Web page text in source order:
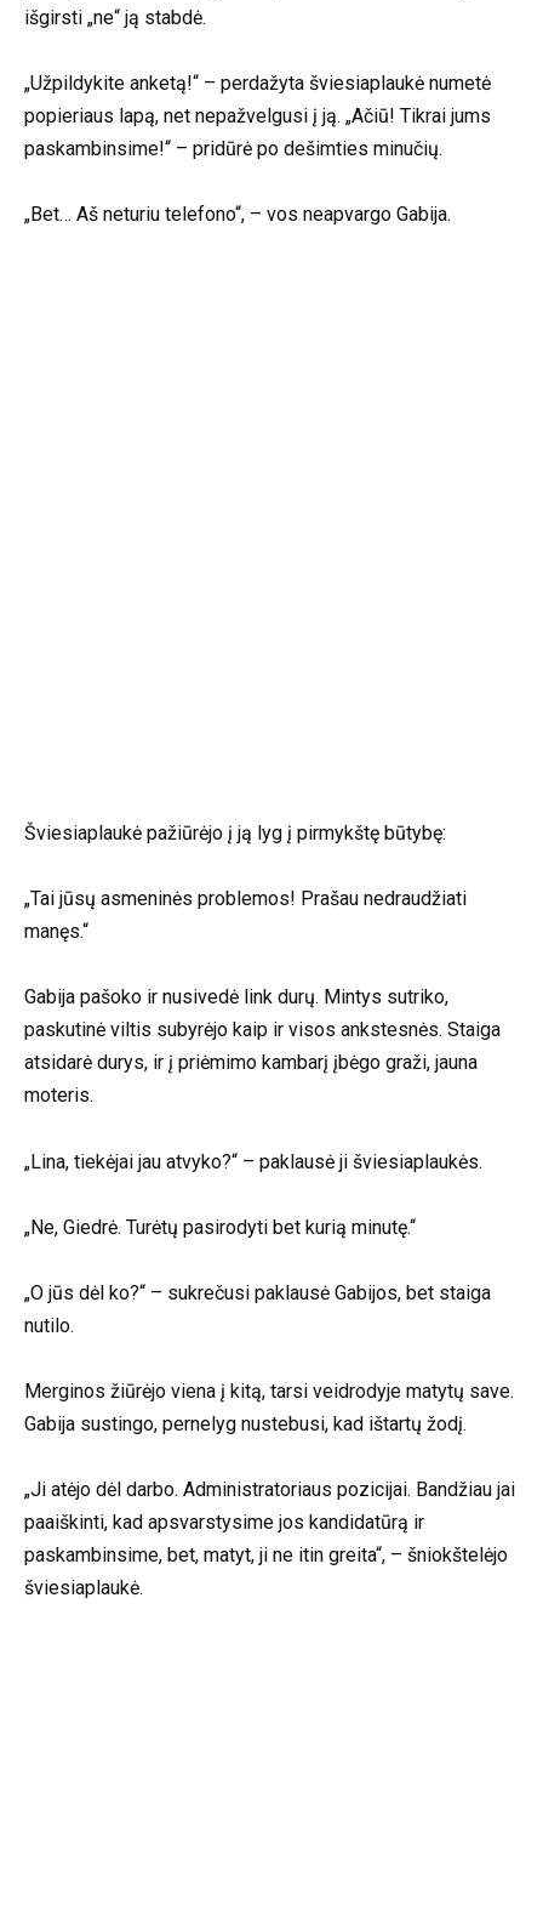
išgirsti „ne“ ją stabdė.
„Užpildykite anketą!“ – perdažyta šviesiaplaukė numetė
popieriaus lapą, net nepažvelgusi į ją. „Ačiū! Tikrai jums
paskambinsime!“ – pridūrė po dešimties minučių.
„Bet… Aš neturiu telefono“, – vos neapvargo Gabija.
Šviesiaplaukė pažiūrėjo į ją lyg į pirmykštę būtybę:
„Tai jūsų asmeninės problemos! Prašau nedraudžiati
manęs.“
Gabija pašoko ir nusivedė link durų. Mintys sutriko,
paskutinė viltis subyrėjo kaip ir visos ankstesnės. Staiga
atsidarė durys, ir į priėmimo kambarį įbėgo graži, jauna
moteris.
„Lina, tiekėjai jau atvyko?“ – paklausė ji šviesiaplaukės.
„Ne, Giedrė. Turėtų pasirodyti bet kurią minutę.“
„O jūs dėl ko?“ – sukrečusi paklausė Gabijos, bet staiga
nutilo.
Merginos žiūrėjo viena į kitą, tarsi veidrodyje matytų save.
Gabija sustingo, pernelyg nustebusi, kad ištartų žodį.
„Ji atėjo dėl darbo. Administratoriaus pozicijai. Bandžiau jai
paaiškinti, kad apsvarstysime jos kandidatūrą ir
paskambinsime, bet, matyt, ji ne itin greita“, – šniokštelėjo
šviesiaplaukė.